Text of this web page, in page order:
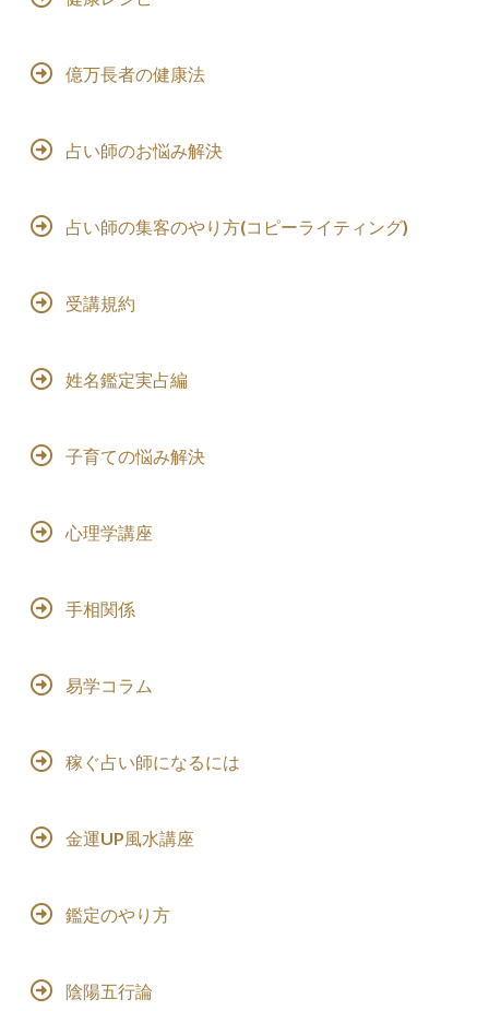
億万長者の健康法
占い師のお悩み解決
占い師の集客のやり方(コピーライティング)
受講規約
姓名鑑定実占編
子育ての悩み解決
心理学講座
手相関係
易学コラム
稼ぐ占い師になるには
金運UP風水講座
鑑定のやり方
陰陽五行論